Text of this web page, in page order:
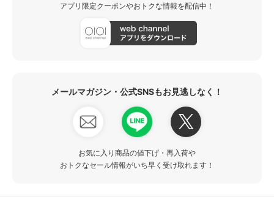
アプリ限定クーポンやおトクな情報を配信中！
メールマガジン・公式SNSもお見逃しなく！
お気に入り商品の値下げ・再入荷や
おトクなセール情報がいち早く受け取れます！